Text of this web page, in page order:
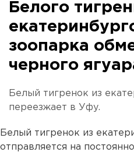
Белого
зоопарка
черного
Белый тигренок из
переезжает в Уфу.
Белый тигренок из
отправляется на